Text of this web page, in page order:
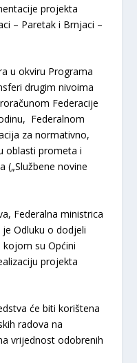
projekta
– Paretak i Brnjaci –
u okviru Programa
drugim nivoima
Federacije
Federalnom
za normativno,
oblasti prometa i
(„Službene novine
Federalna ministrica
Odluku o dodjeli
kojom su Općini
projekta
će biti korištena
radova na
vrijednost odobrenih